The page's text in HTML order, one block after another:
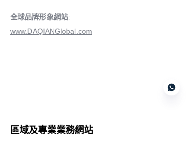
全球品牌形象網站:
www.DAQIANGlobal.com
區域及專業業務網站